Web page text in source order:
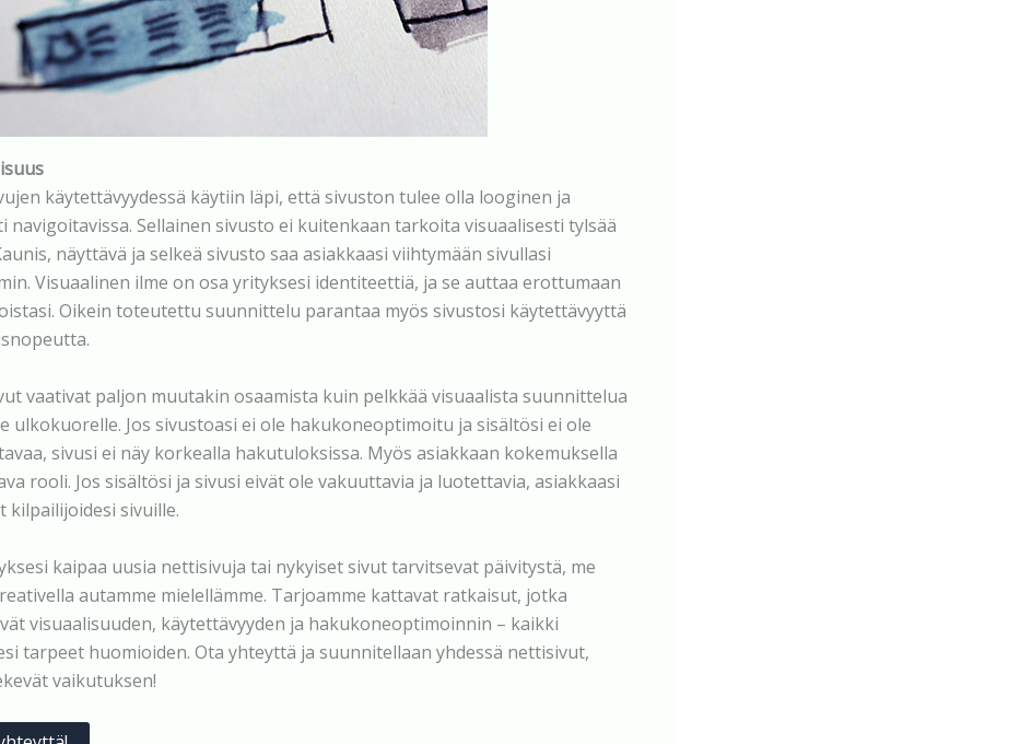
käytettävyydessä käytiin läpi, että sivuston tulee olla looginen ja
navigoitavissa. Sellainen sivusto ei kuitenkaan tarkoita visuaalisesti tylsää
näyttävä ja selkeä sivusto saa asiakkaasi viihtymään sivullasi
Visuaalinen ilme on osa yrityksesi identiteettiä, ja se auttaa erottumaan
Oikein toteutettu suunnittelu parantaa myös sivustosi käytettävyyttä
vaativat paljon muutakin osaamista kuin pelkkää visuaalista suunnittelua
ulkokuorelle. Jos sivustoasi ei ole hakukoneoptimoitu ja sisältösi ei ole
sivusi ei näy korkealla hakutuloksissa. Myös asiakkaan kokemuksella
rooli. Jos sisältösi ja sivusi eivät ole vakuuttavia ja luotettavia, asiakkaasi
kilpailijoidesi sivuille.
kaipaa uusia nettisivuja tai nykyiset sivut tarvitsevat päivitystä, me
autamme mielellämme. Tarjoamme kattavat ratkaisut, jotka
visuaalisuuden, käytettävyyden ja hakukoneoptimoinnin – kaikki
tarpeet huomioiden. Ota yhteyttä ja suunnitellaan yhdessä nettisivut,
vaikutuksen!